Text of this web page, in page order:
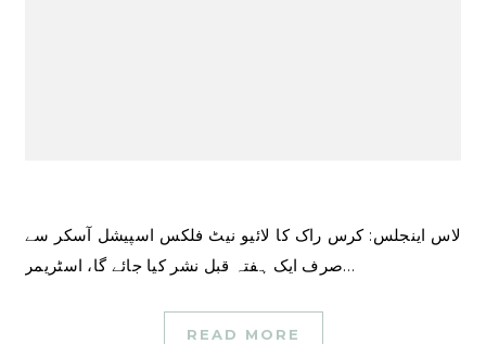
لاس اینجلس: کرس راک کا لائیو نیٹ فلکس اسپیشل آسکر سے
صرف ایک ہفتہ قبل نشر کیا جائے گا، اسٹریمر…
READ MORE